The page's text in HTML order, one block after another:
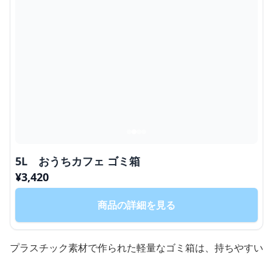
5L おうちカフェ ゴミ箱
¥3,420
商品の詳細を見る
プラスチック素材で作られた軽量なゴミ箱は、持ちやすい